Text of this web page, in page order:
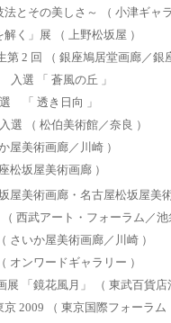
とその美しさ～ （ 小津ギャ
く」展 （ 上野松坂屋 ）
第 2 回 （ 銀座鳩居堂画廊／銀
選 「 蒼風の丘 」
「 透き日向 」
選 （ 松伯美術館／奈良 ）
屋美術画廊／川崎 ）
松坂屋美術画廊 ）
屋美術画廊・名古屋松坂屋美術
西武アート・フォーラム／池
さいか屋美術画廊／川崎 ）
オンワードギャラリー ）
展 「鏡花風月」 （ 東武百貨店
京 2009 （ 東京国際フォーラ